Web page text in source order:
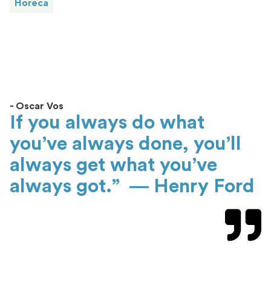
Horeca
- Oscar Vos
If you always do what
you’ve always done, you’ll
always get what you’ve
always got.” ― Henry Ford